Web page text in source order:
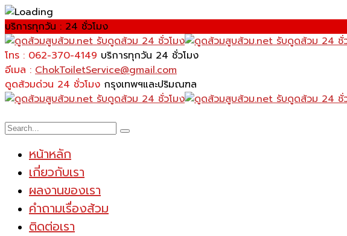
บริการทุกวัน : 24 ชั่วโมง
โทร : 062-370-4149 บริการทุกวัน 24 ชั่วโมง
อีเมล : ChokToiletService@gmail.com
ดูดส้วมด่วน 24 ชั่วโมง กรุงเทพฯและปริมณฑล
หน้าหลัก
เกี่ยวกับเรา
ผลงานของเรา
คำถามเรื่องส้วม
ติดต่อเรา